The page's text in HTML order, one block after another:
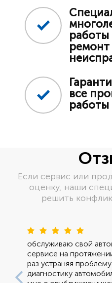
работы
все
работы
Если сервис или
оценку, наши
решить
обслуживаю свой
сервисе на
раз устраняя
диагностику